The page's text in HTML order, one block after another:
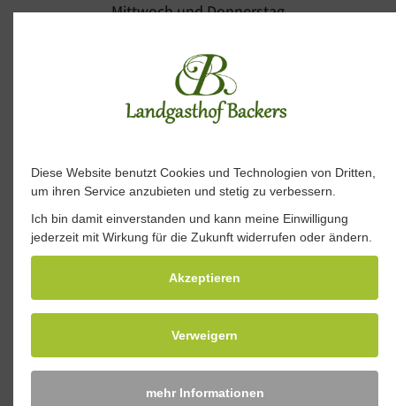
Mittwoch und Donnerstag
Restaurant 17.00 bis 22.30 Uhr ( letzte Bonannahme
19.45 Uhr )
Restaurant 17.00 bis 22.30 Uhr ( letzte Bonannahme
19.45 Uhr )
Sonntag
Wir akzeptieren Barzahlung, EC-Karte, Visa und
Mastercard.
Diese Website benutzt Cookies und Technologien von Dritten,
um ihren Service anzubieten und stetig zu verbessern.
Ich bin damit einverstanden und kann meine Einwilligung
jederzeit mit Wirkung für die Zukunft widerrufen oder ändern.
Akzeptieren
Verweigern
mehr Informationen